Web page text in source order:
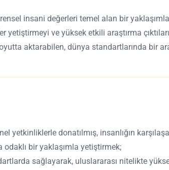
insani değerleri temel alan bir
yetiştirmeyi ve yüksek etkili araştırma
aktarabilen, dünya standartlarında bir
donatılmış, insanlığın
bir yaklaşımla yetiştirmek;
sağlayarak, uluslararası nitelikte